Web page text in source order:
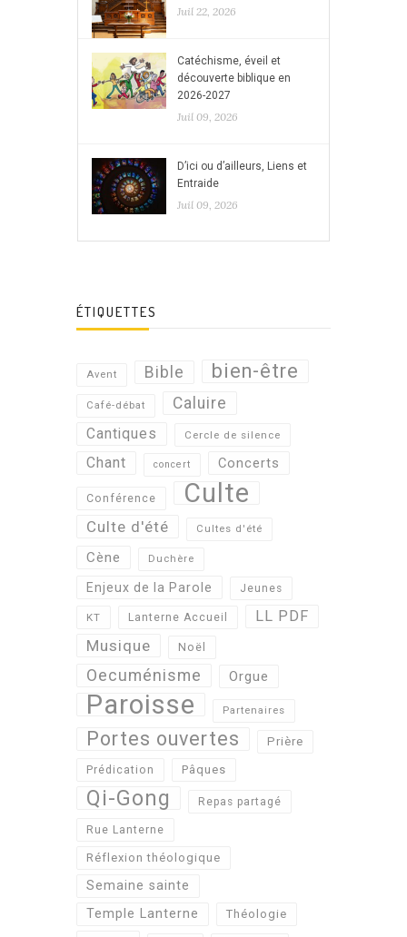
Juil 22, 2026
Catéchisme, éveil et
découverte biblique en
2026-2027
Juil 09, 2026
D’ici ou d’ailleurs, Liens et
Entraide
Juil 09, 2026
ÉTIQUETTES
Avent Bible bien-être
Café-débat Caluire
Cantiques Cercle de silence
Chant concert Concerts
Conférence Culte
Culte d'été Cultes d'été
Cène Duchère
Enjeux de la Parole Jeunes
KT Lanterne Accueil LL PDF
Musique Noël
Oecuménisme Orgue
Paroisse Partenaires
Portes ouvertes Prière
Prédication Pâques
Qi-Gong Repas partagé
Rue Lanterne
Réflexion théologique
Semaine sainte
Temple Lanterne
Théologie